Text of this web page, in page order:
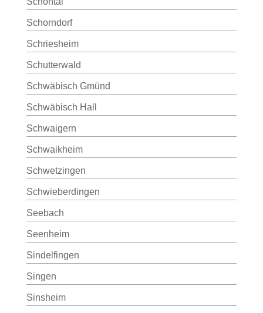
Schorndorf
Schriesheim
Schutterwald
Schwäbisch Gmünd
Schwäbisch Hall
Schwaigern
Schwaikheim
Schwetzingen
Schwieberdingen
Seebach
Seenheim
Sindelfingen
Singen
Sinsheim